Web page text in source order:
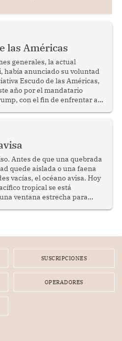
las Américas
generales, la actual
había anunciado su voluntad
Escudo de las Américas,
año por el mandatario
con el fin de enfrentar al
Antes de que una quebrada
quede aislada o una faena
vacías, el océano avisa. Hoy
tropical se está
ventana estrecha para
SUSCRIPCIONES
OPERADORES